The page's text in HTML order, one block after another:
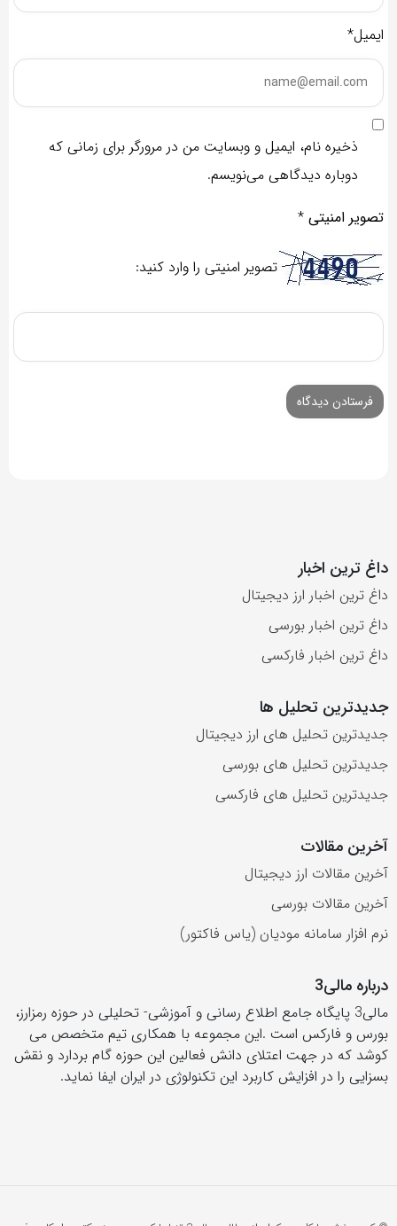
ایمیل*
ذخیره نام، ایمیل و وبسایت من در مرورگر برای زمانی که
دوباره دیدگاهی می‌نویسم.
تصویر امنیتی *
تصویر امنیتی را وارد کنید:
داغ ترین اخبار
داغ ترین اخبار ارز دیجیتال
داغ ترین اخبار بورسی
داغ ترین اخبار فارکسی
جدیدترین تحلیل ها
جدیدترین تحلیل های ارز دیجیتال
جدیدترین تحلیل های بورسی
جدیدترین تحلیل های فارکسی
آخرین مقالات
آخرین مقالات ارز دیجیتال
آخرین مقالات بورسی
نرم افزار سامانه مودیان (یاس فاکتور)
درباره مالی3
مالی3 پایگاه جامع اطلاع رسانی و آموزشی- تحلیلی در حوزه رمزارز،
بورس و فارکس است .این مجموعه با همکاری تیم متخصص می
کوشد که در جهت اعتلای دانش فعالین این حوزه گام بردارد و نقش
بسزایی را در افزایش کاربرد این تکنولوژی در ایران ایفا نماید.